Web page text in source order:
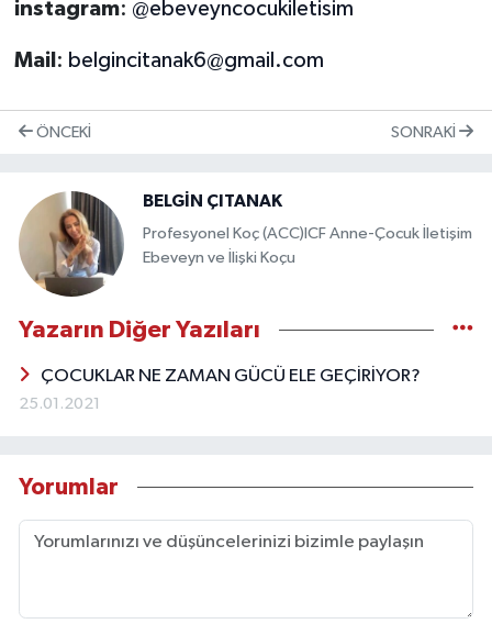
instagram: @ebeveyncocukiletisim
Mail : belgincitanak6@gmail.com
ÖNCEKI SONRAKI
BELGİN ÇITANAK
Profesyonel Koç (ACC)ICF Anne-Çocuk İletişim
Ebeveyn ve İlişki Koçu
Yazarın Diğer Yazıları
ÇOCUKLAR NE ZAMAN GÜCÜ ELE GEÇİRİYOR?
25.01.2021
Yorumlar